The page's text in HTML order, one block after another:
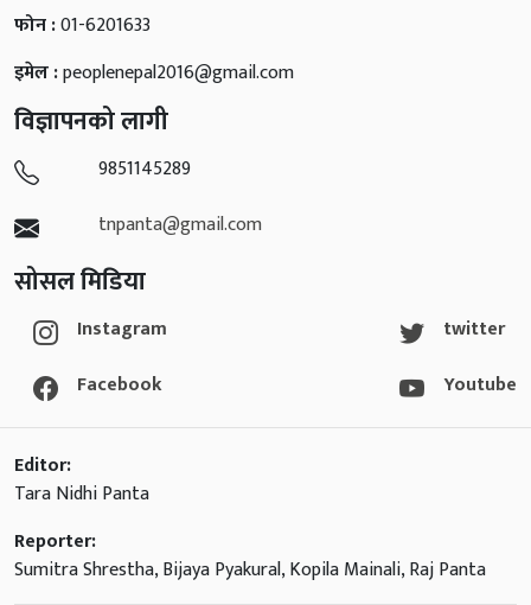
फोन :01-6201633
इमेल :peoplenepal2016@gmail.com
विज्ञापनको लागी
9851145289
tnpanta@gmail.com
सोसल मिडिया
Instagram
Facebook
twitter
Youtube
Editor:
Tara Nidhi Panta
Reporter:
Sumitra Shrestha, Bijaya Pyakural, Kopila Mainali, Raj Panta